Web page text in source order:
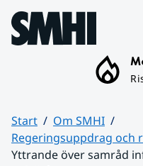
Hoppa till sidans innehåll
Start
Om SMHI
Regeringsuppdrag och
Yttrande över samråd